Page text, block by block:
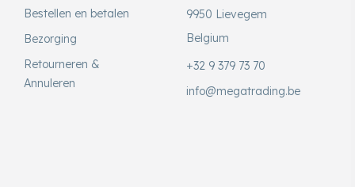
Bestellen en betalen
Bezorging
Retourneren &
Annuleren
9950 Lievegem
Belgium
+32 9 379 73 70
info@megatrading.be